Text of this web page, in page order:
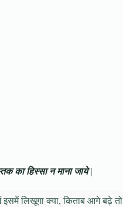
का हिस्सा न माना जाये |
लिखूगा क्या, किताब आगे बढ़े तो